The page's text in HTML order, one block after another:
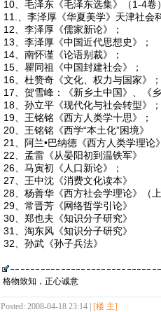
10、毛泽东《毛泽东选集》（1-4卷
11.、李泽厚《华夏美学》天津社会
12、李泽厚《儒家新论》；
13、李泽厚《中国近代思想史》；
14、南怀谨《论语别裁》；
15、瞿同祖《中国封建社会》；
16、杜赞奇《文化、权力与国家》；
17、贺雪峰：《新乡土中国》、《
18、孙立平《现代化与社会转型》；
19、王铭铭《西方人类学十思》；
20、王铭铭《西学“本土化”困境》
21、阿兰•巴纳德《西方人类学理论
22、孟雷《从晏阳初到温铁军》
26、马寅初《人口新论》；
27、王中沈《消费文化读本》
28、杨善华《西方社会学理论》（
29、常晋芳《网络哲学引论》
30、郑也夫《知识分子研究》
31、淘东风《知识分子研究》
32、孙武《孙子兵法》
格物致知，正心诚意
Posted: 2008-04-18 23:14 | [楼 主]